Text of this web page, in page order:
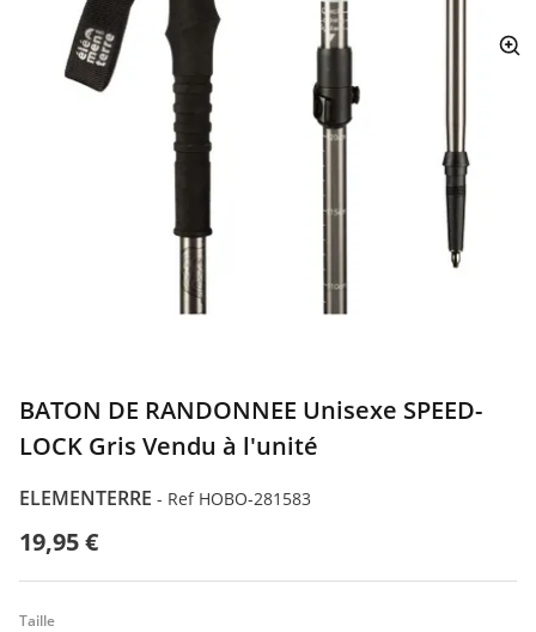
BATON DE RANDONNEE Unisexe SPEED-
LOCK Gris Vendu à l'unité
ELEMENTERRE - Ref HOBO-281583
19,95 €
Taille